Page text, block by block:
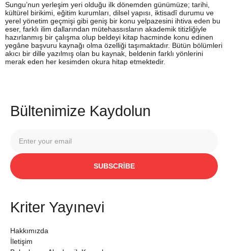
Sungu’nun yerleşim yeri olduğu ilk dönemden günümüze; tarihi,
kültürel birikimi, eğitim kurumları, dilsel yapısı, iktisadî durumu ve
yerel yönetim geçmişi gibi geniş bir konu yelpazesini ihtiva eden bu
eser, farklı ilim dallarından mütehassısların akademik titizliğiyle
hazırlanmış bir çalışma olup beldeyi kitap hacminde konu edinen
yegâne başvuru kaynağı olma özelliği taşımaktadır. Bütün bölümleri
akıcı bir dille yazılmış olan bu kaynak, beldenin farklı yönlerini
merak eden her kesimden okura hitap etmektedir.
Bültenimize Kaydolun
SUBSCRIBE
Kriter Yayınevi
Hakkımızda
İletişim